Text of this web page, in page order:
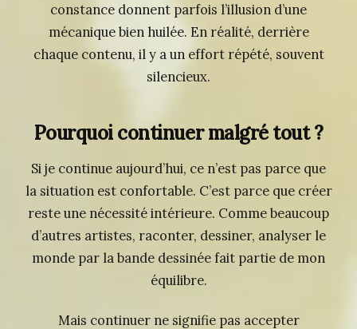
constance donnent parfois l’illusion d’une
mécanique bien huilée. En réalité, derrière
chaque contenu, il y a un effort répété, souvent
silencieux.
Pourquoi continuer malgré tout ?
Si je continue aujourd’hui, ce n’est pas parce que
la situation est confortable. C’est parce que créer
reste une nécessité intérieure. Comme beaucoup
d’autres artistes, raconter, dessiner, analyser le
monde par la bande dessinée fait partie de mon
équilibre.
Mais continuer ne signifie pas accepter